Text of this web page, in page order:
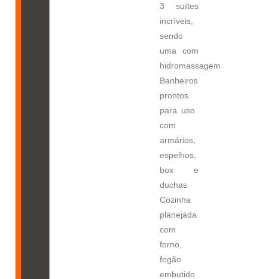
3 suítes
incríveis,
sendo
uma com
hidromassagem
Banheiros
prontos
para uso 
com
armários,
espelhos,
box e
duchas
Cozinha
planejada
com
forno,
fogão
embutido